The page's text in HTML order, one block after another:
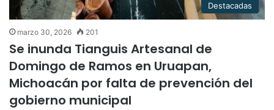
Destacadas
marzo 30, 2026 201
Se inunda Tianguis Artesanal de
Domingo de Ramos en Uruapan,
Michoacán por falta de prevención del
gobierno municipal